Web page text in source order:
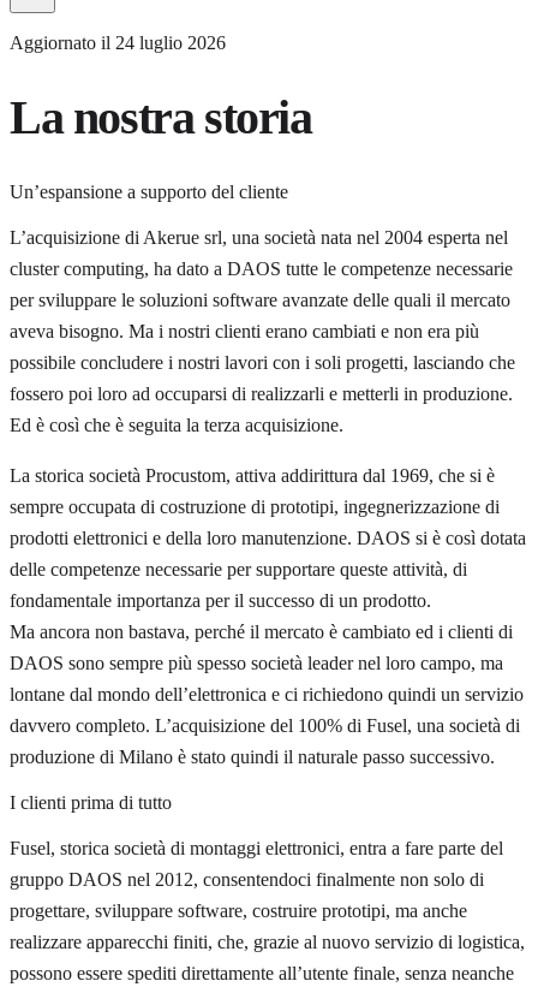
Aggiornato il 24 luglio 2026
La nostra storia
Un’espansione a supporto del cliente
L’acquisizione di Akerue srl, una società nata nel 2004 esperta nel
cluster computing, ha dato a DAOS tutte le competenze necessarie
per sviluppare le soluzioni software avanzate delle quali il mercato
aveva bisogno. Ma i nostri clienti erano cambiati e non era più
possibile concludere i nostri lavori con i soli progetti, lasciando che
fossero poi loro ad occuparsi di realizzarli e metterli in produzione.
Ed è così che è seguita la terza acquisizione.
La storica società Procustom, attiva addirittura dal 1969, che si è
sempre occupata di costruzione di prototipi, ingegnerizzazione di
prodotti elettronici e della loro manutenzione. DAOS si è così dotata
delle competenze necessarie per supportare queste attività, di
fondamentale importanza per il successo di un prodotto.
Ma ancora non bastava, perché il mercato è cambiato ed i clienti di
DAOS sono sempre più spesso società leader nel loro campo, ma
lontane dal mondo dell’elettronica e ci richiedono quindi un servizio
davvero completo. L’acquisizione del 100% di Fusel, una società di
produzione di Milano è stato quindi il naturale passo successivo.
I clienti prima di tutto
Fusel, storica società di montaggi elettronici, entra a fare parte del
gruppo DAOS nel 2012, consentendoci finalmente non solo di
progettare, sviluppare software, costruire prototipi, ma anche
realizzare apparecchi finiti, che, grazie al nuovo servizio di logistica,
possono essere spediti direttamente all’utente finale, senza neanche